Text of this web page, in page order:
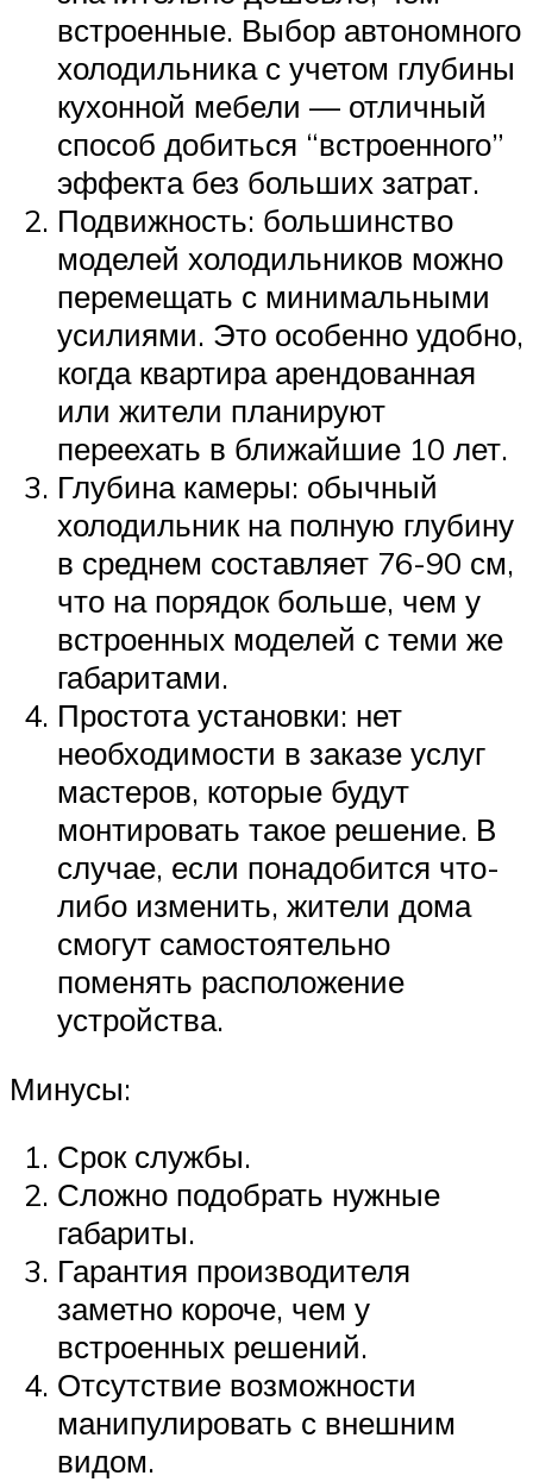
встроенные. Выбор автономного
холодильника с учетом глубины
кухонной мебели — отличный
способ добиться “встроенного”
эффекта без больших затрат.
Подвижность: большинство
моделей холодильников можно
перемещать с минимальными
усилиями. Это особенно удобно,
когда квартира арендованная
или жители планируют
переехать в ближайшие 10 лет.
Глубина камеры: обычный
холодильник на полную глубину
в среднем составляет 76-90 см,
что на порядок больше, чем у
встроенных моделей с теми же
габаритами.
Простота установки: нет
необходимости в заказе услуг
мастеров, которые будут
монтировать такое решение. В
случае, если понадобится что-
либо изменить, жители дома
смогут самостоятельно
поменять расположение
устройства.
Минусы:
Срок службы.
Сложно подобрать нужные
габариты.
Гарантия производителя
заметно короче, чем у
встроенных решений.
Отсутствие возможности
манипулировать с внешним
видом.